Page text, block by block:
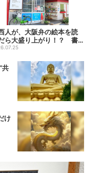
人が、大阪弁の絵本を読
ら大盛り上がり！？ 書
が語る、“関西弁”絵本が...
共
け